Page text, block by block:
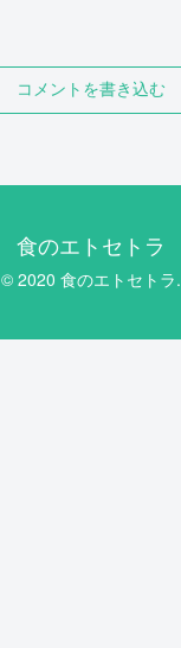
コメントを書き込む
食のエトセトラ
© 2020 食のエトセトラ.